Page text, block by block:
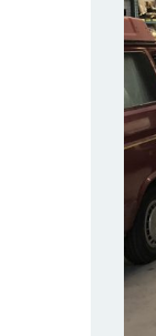
Camper
Meer
Last
Verhuur
Reviews
Over ons
Blog